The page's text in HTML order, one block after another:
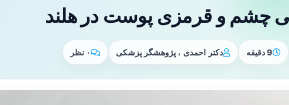
چشم و قرمزی پوست در هلند
9 دقیقه دکتر احمدی ، پژوهشگر پزشکی ۰ نظر